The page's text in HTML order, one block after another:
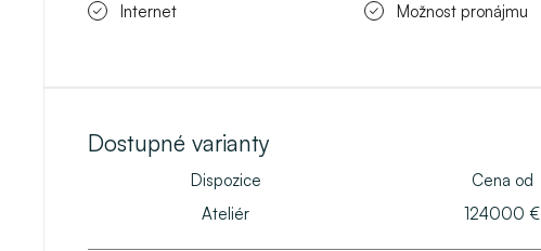
Internet Možnost pronájmu
Dostupné varianty
Dispozice
Cena od
Ateliér
124000 €